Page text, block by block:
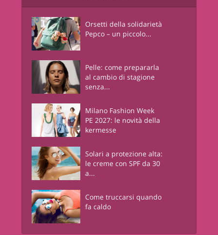
Orsetti della solidarietà
Pepco – un piccolo...
Pelle: come prepararla
al cambio di stagione
senza...
Milano Fashion Week
PE 2027: le novità della
kermesse
Solari a protezione alta:
le creme con SPF da 30
a...
Come truccarsi quando
fa caldo